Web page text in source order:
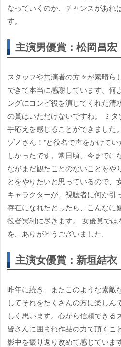
なっていくのか、チャンスがあれ
す。
主演男優賞：松岡昌宏
スタッフや共演者の方々が素晴ら
できて本当に感謝しています。何
ングにコンビ役を演じてくれた清
の賞はいただけないですね。 ミ
手応えを感じることができました
ゾノさん！”と役名で声をかけて
しかったです。常日頃、今までに
ながまだ観たことのないことをや
とをやりたいと思っているので、
キャラクターが、視聴者に何か引
存在になれたとしたら、こんなに
役者冥利に尽きます。 女優賞で
を、ありがとうございました。
主演女優賞：新垣結衣
昨年に続き、またこのような素敵
してそれをたくさんの方に楽しん
しく思います。心から信頼できる
皆さんに囲まれ作品の力で頂くこ
影中を振り返り改めて感じていま